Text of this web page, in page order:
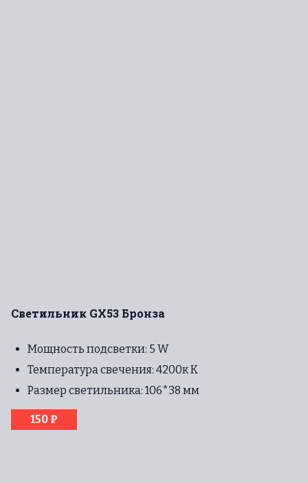
Светильник GX53 Бронза
Мощность подсветки: 5 W
Температура свечения: 4200к К
Размер светильника: 106*38 мм
150 ₽